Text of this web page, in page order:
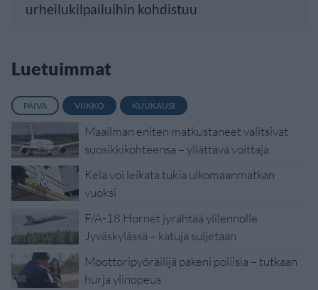
urheilukilpailuihin kohdistuu
Luetuimmat
PÄIVÄ VIIKKO KUUKAUSI
Maailman eniten matkustaneet valitsivat
suosikkikohteensa – yllättävä voittaja
Kela voi leikata tukia ulkomaanmatkan
vuoksi
F/A-18 Hornet jyrähtää ylilennolle
Jyväskylässä – katuja suljetaan
Moottoripyöräilijä pakeni poliisia – tutkaan
hurja ylinopeus